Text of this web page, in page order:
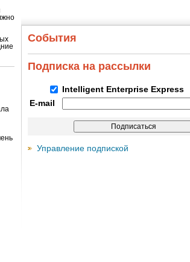
События
Подписка на рассылки
Intelligent Enterprise Express
E-mail
Управление подпиской